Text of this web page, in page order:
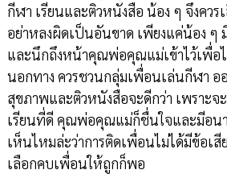
กีฬา เรียนและติวหนังสือ น้อง ๆ จึงคว
อย่าหลงผิดเป็นอันขาด เพียงแค่น้อง ๆ
และนึกถึงหน้าคุณพ่อคุณแม่เข้าไว้เพื่อ
นอกทาง ควรชวนกลุ่มเพื่อนเล่นกีฬา อ
สุขภาพและติวหนังสือจะดีกว่า เพราะจ
เรียนที่ดี คุณพ่อคุณแม่ก็ชื่นใจและมีอน
เห็นไหมล่ะว่าการติดเพื่อนไม่ได้มีข้อเสี
เลือกคบเพื่อนให้ถูกก็พอ